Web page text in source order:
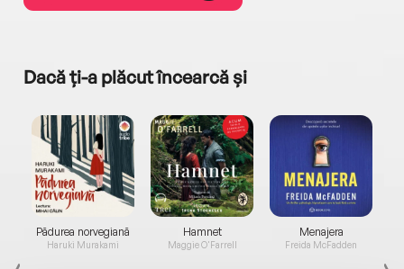
Dacă ți-a plăcut încearcă și
Pădurea norvegiană
Haruki Murakami
Hamnet
Maggie O'Farrell
Menajera
Freida McFadden